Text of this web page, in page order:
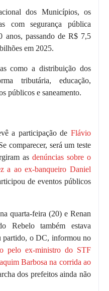
dos Municípios, os
com segurança pública
anos, passando de R$ 7,5
em 2025.
como a distribuição dos
tributária, educação,
públicos e saneamento.
a participação de Flávio
comparecer, será um teste
asdenúncias sobre o
a ao ex-banqueiro Daniel
de eventos públicos
quarta-feira (20) e Renan
Rebelo também estava
partido, o DC, informou no
pelo ex-ministro do STF
Barbosa na corrida ao
dos prefeitos ainda não